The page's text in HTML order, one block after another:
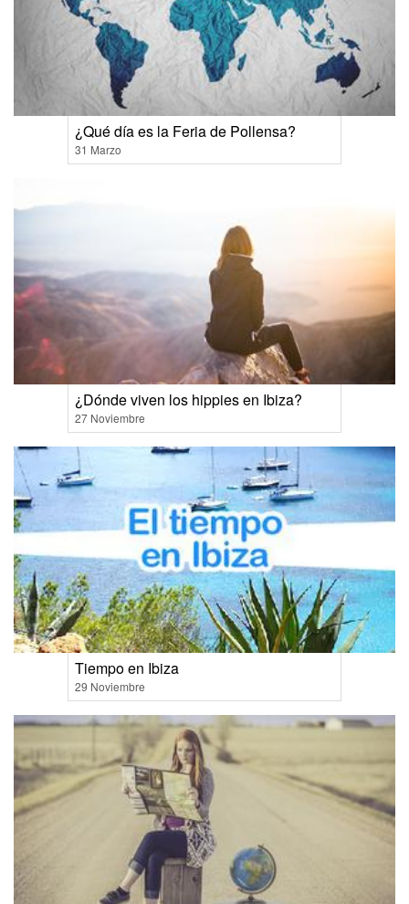
¿Qué día es la Feria de Pollensa?
31 Marzo
¿Dónde viven los hippies en Ibiza?
27 Noviembre
Tiempo en Ibiza
29 Noviembre